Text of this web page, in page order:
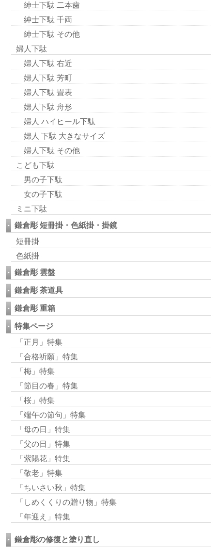
紳士下駄 二本歯
紳士下駄 千両
紳士下駄 その他
婦人下駄
婦人下駄 右近
婦人下駄 芳町
婦人下駄 畳表
婦人下駄 舟形
婦人 ハイヒール下駄
婦人 下駄 大きなサイズ
婦人下駄 その他
こども下駄
男の子下駄
女の子下駄
ミニ下駄
鎌倉彫 短冊掛・色紙掛・掛鏡
短冊掛
色紙掛
鎌倉彫 雲盤
鎌倉彫 茶道具
鎌倉彫 重箱
特集ページ
「正月」特集
「合格祈願」特集
「梅」特集
「節目の春」特集
「桜」特集
「端午の節句」特集
「母の日」特集
「父の日」特集
「紫陽花」特集
「敬老」特集
「ちいさい秋」特集
「しめくくりの贈り物」特集
「年迎え」特集
鎌倉彫の修復と塗り直し